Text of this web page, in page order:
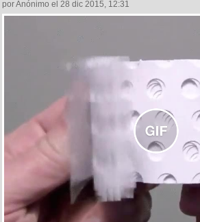
por Anónimo el 28 dic 2015, 12:31